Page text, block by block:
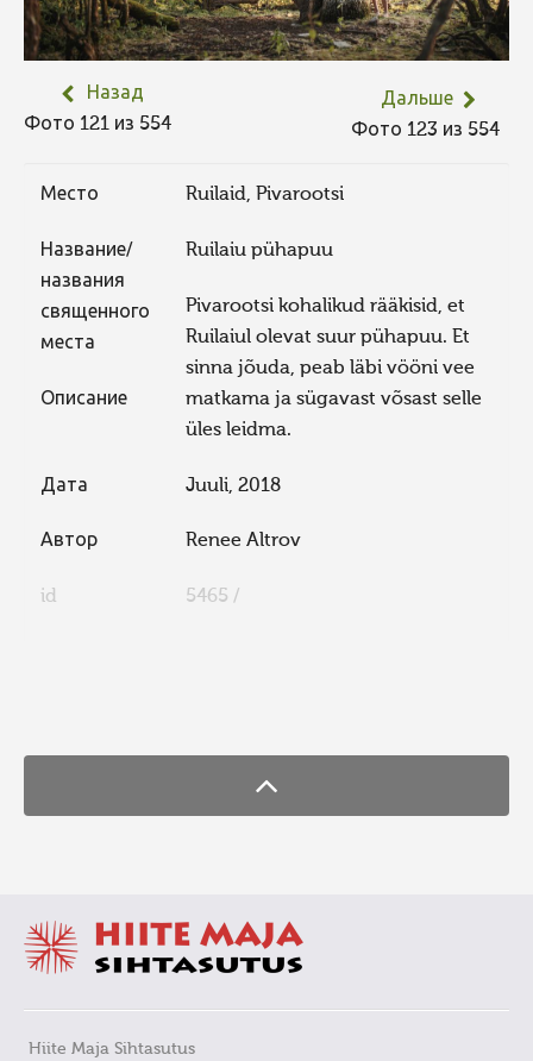
Назад
Фото 121 из 554
Дальше
Фото 123 из 554
Место Ruilaid, Pivarootsi
Название/
названия
священного
места
Ruilaiu pühapuu
Описание
Pivarootsi kohalikud rääkisid, et
Ruilaiul olevat suur pühapuu. Et
sinna jõuda, peab läbi vööni vee
matkama ja sügavast võsast selle
üles leidma.
Дата Juuli, 2018
Автор Renee Altrov
id 5465 /
Hiite Maja Sihtasutus